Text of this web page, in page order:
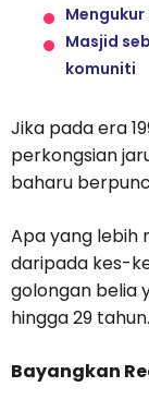
Masjid
komuniti
Jika pada era
perkongsian
baharu
Apa yang lebih
daripada kes-
golongan belia
hingga 29 tahun.
Bayangkan